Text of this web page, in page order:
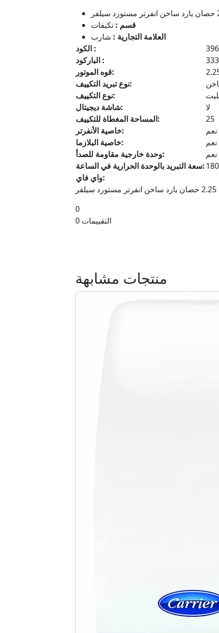
قسم : تكيفات
العلامة التجارية : شارب
الكود :
الباركود :
قوه الموتور:
نوع تبريد التكييف:
نوع التكييف:
شاشة ديجيتال:
لا
المساحة المغطاة للتكييف:
25
خاصية الأنفرتر:
نعم
خاصية البلازما:
نعم
وحدة خارجية مقاومة للصدأ:
نعم
سعة التبريد بالوحدة الحرارية في الساعة:
واي فاي:
0
0 التقييمات
منتجات مشابهة